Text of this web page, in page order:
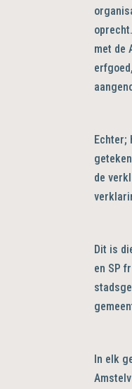
met de
Echter;
de
Dit is
en SP
In elk